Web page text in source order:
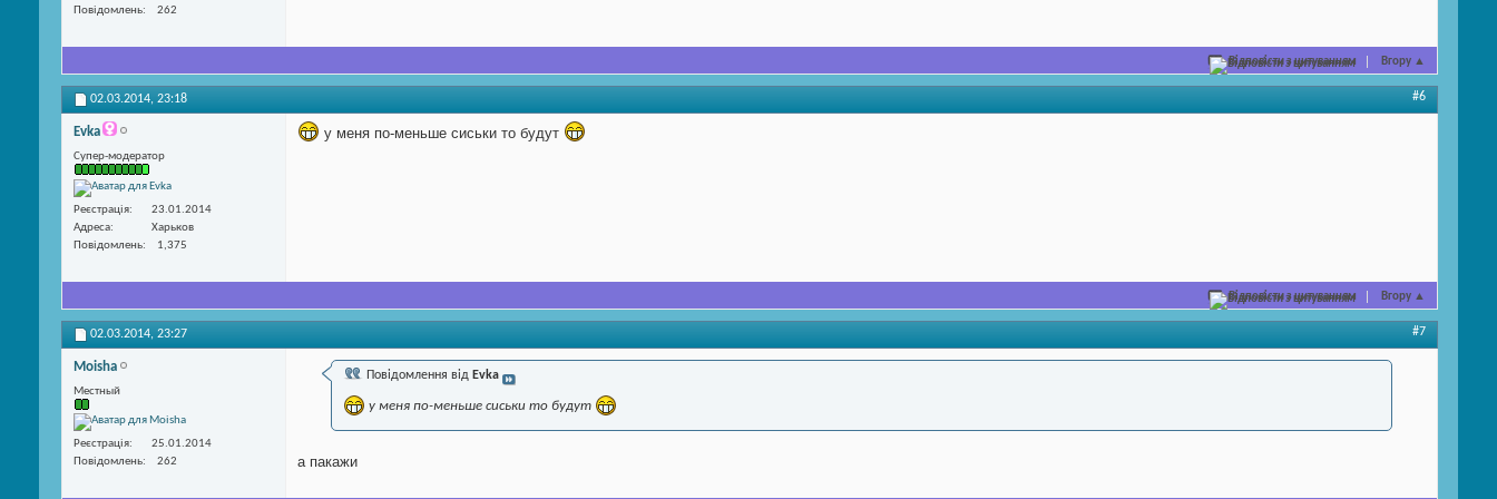
Повідомлень 262
Відповісти з цитуванням Вгору ▲
02.03.2014, 23:18 #6
Evka
Супер-модератор
Реєстрація
23.01.2014
Адреса
Харьков
Повідомлень
1,375
у меня по-меньше сиськи то будут
Відповісти з цитуванням Вгору ▲
02.03.2014, 23:27 #7
Moisha
Местный
Реєстрація
25.01.2014
Повідомлень
262
Повідомлення від Evka
у меня по-меньше сиськи то будут
а пакажи